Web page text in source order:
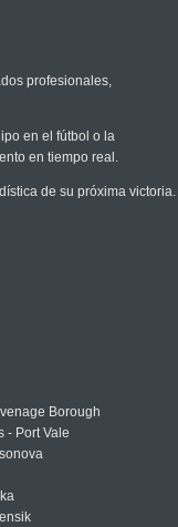
profesionales,
en el fútbol o la
en tiempo real.
de su próxima victoria.
Borough
- Port Vale